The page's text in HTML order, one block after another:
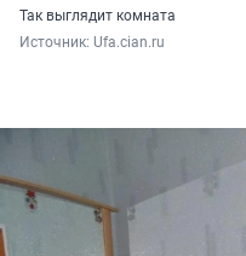
Так выглядит комната
Источник: Ufa.cian.ru